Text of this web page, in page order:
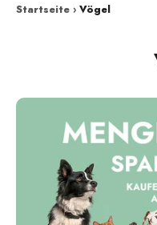
Startseite › Vögel